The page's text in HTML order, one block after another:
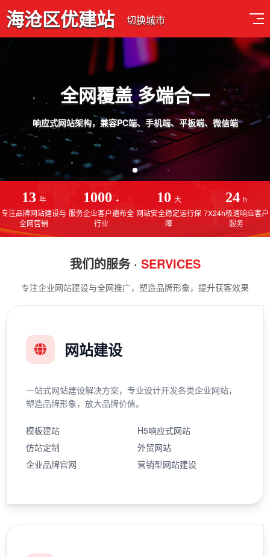
海沧区优建站 切换城市
端、平板端、微信端
品质设计 用心服务
免费售后服务，线上一对一指导操作，建站更简单
13 年
专注品牌网站建设与
全网营销
1000 +
服务企业客户遍布全
行业
10 大
网站安全稳定运行保
障
24 h
7X24h极速响应客户
服务
我们的服务 · SERVICES
专注企业网站建设与全网推广，塑造品牌形象，提升获客效果
网站建设
一站式网站建设解决方案，专业设计开发各类企业网站，
塑造品牌形象，放大品牌价值。
模板建站
H5响应式网站
仿站定制
外贸网站
企业品牌官网
营销型网站建设